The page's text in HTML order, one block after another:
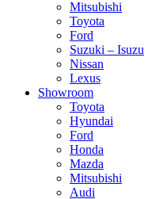
Mitsubishi
Toyota
Ford
Suzuki – Isuzu
Nissan
Lexus
Showroom
Toyota
Hyundai
Ford
Honda
Mazda
Mitsubishi
Audi